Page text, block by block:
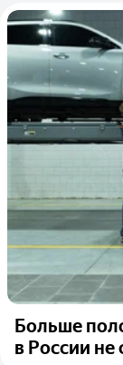
Больше
в России не